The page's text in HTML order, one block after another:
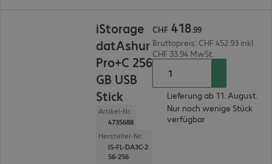
iStorage
datAshur
Pro+C 256
GB USB
Stick
Artikel-Nr:
4735688
Hersteller-Nr:
IS-FL-DA3C-2
56-256
CHF 418.99
Bruttopreis: CHF 452.93 inkl.
CHF 33.94 MwSt.
Lieferung ab 11. August.
Nur noch wenige Stück
verfügbar